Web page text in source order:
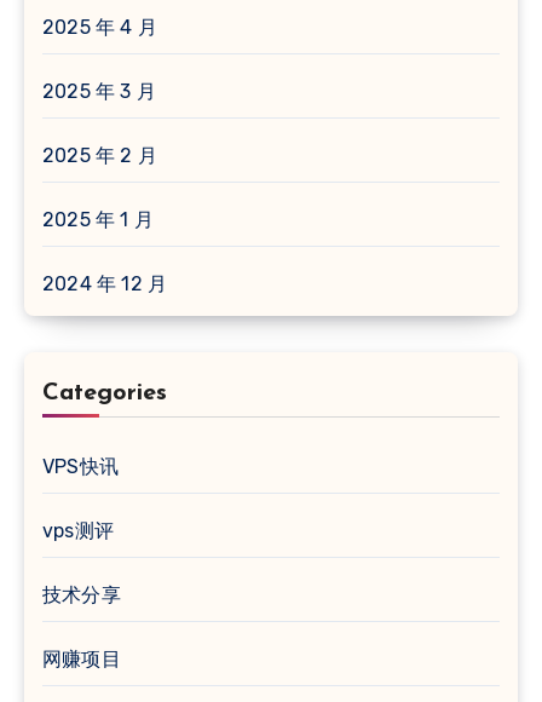
2025 年 4 月
2025 年 3 月
2025 年 2 月
2025 年 1 月
2024 年 12 月
Categories
VPS快讯
vps测评
技术分享
网赚项目